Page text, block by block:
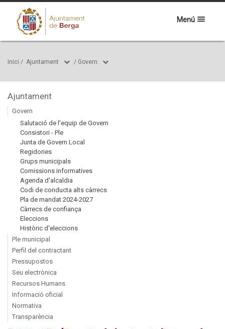
Menú
Inici / Ajuntament / Govern
Ajuntament
Govern
Salutació de l'equip de Govern
Consistori - Ple
Junta de Govern Local
Regidories
Grups municipals
Comissions informatives
Agenda d'alcaldia
Codi de conducta alts càrrecs
Pla de mandat 2024-2027
Càrrecs de confiança
Eleccions
Històric d'eleccions
Ple municipal
Perfil del contractant
Pressupostos
Seu electrònica
Recursos Humans
Informació oficial
Normativa
Transparència